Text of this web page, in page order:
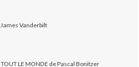
Vanderbilt
LE MONDE de Pascal Bonitzer